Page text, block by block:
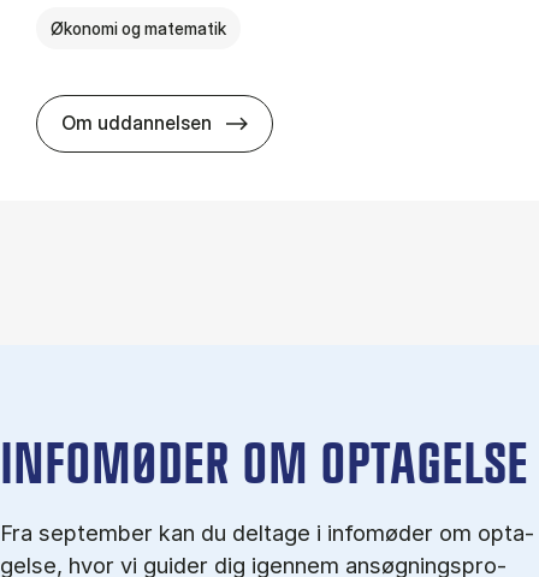
Økonomi og matematik
Om uddannelsen HA i mar­keds- og kul­tu­r­a­na­ly­se
IN­FO­MØ­DER OM OP­TA­GEL­SE
Fra september kan du del­tage i in­fo­mø­der om op­ta­
gel­se, hvor vi gu­i­der dig igen­nem an­søg­nings­pro­